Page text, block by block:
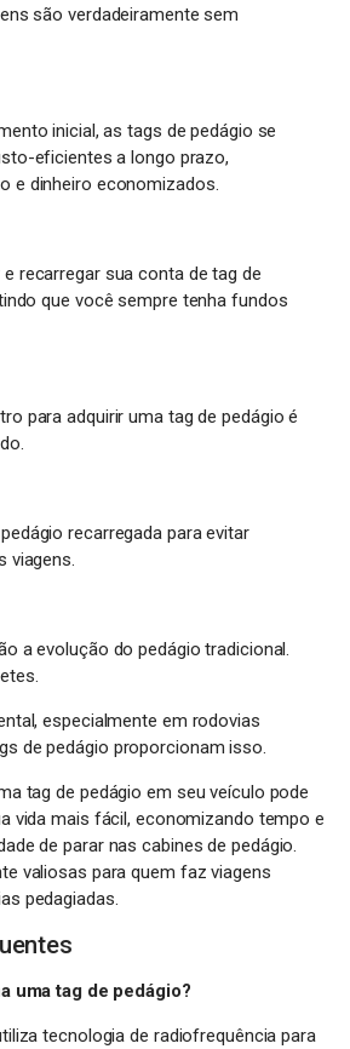
são verdadeiramente sem
inicial, as tags de pedágio se
eficientes a longo prazo,
e dinheiro economizados.
recarregar sua conta de tag de
que você sempre tenha fundos
para adquirir uma tag de pedágio é
recarregada para evitar
viagens.
a evolução do pedágio tradicional.
especialmente em rodovias
de pedágio proporcionam isso.
tag de pedágio em seu veículo pode
vida mais fácil, economizando tempo e
de parar nas cabines de pedágio.
valiosas para quem faz viagens
pedagiadas.
uma tag de pedágio?
tecnologia de radiofrequência para